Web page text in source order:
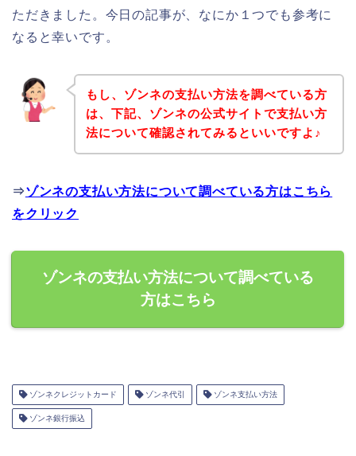
ただきました。今日の記事が、なにか１つでも参考に
なると幸いです。
もし、ゾンネの支払い方法を調べている方
は、下記、ゾンネの公式サイトで支払い方
法について確認されてみるといいですよ♪
⇒ゾンネの支払い方法について調べている方はこちら
をクリック
ゾンネの支払い方法について調べている
方はこちら
ゾンネクレジットカード ゾンネ代引 ゾンネ支払い方法
ゾンネ銀行振込